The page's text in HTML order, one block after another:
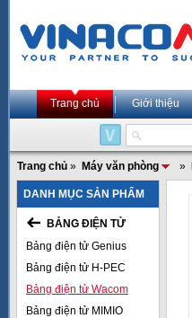
Trang chủ Giới thiệu
Trang chủ » Máy văn phòng »
DANH MỤC SẢN PHẨM
BẢNG ĐIỆN TỬ
Bảng điện tử Genius
Bảng điện tử H-PEC
Bảng điện tử Wacom
Bảng điện tử MIMIO